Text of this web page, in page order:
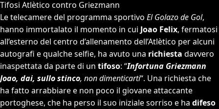
Tifosi Atlètico contro Griezmann
Le telecamere del programma sportivo El Golazo de Gol,
hanno immortalato il momento in cui Joao Felix, fermatosi
all’esterno del centro d’allenamento dell’Atlètico per alcuni
autografi e qualche selfie, ha avuto una richiesta davvero
inaspettata da parte di un tifoso: “Infortuna Griezmann
Joao, dai, sullo stinco, non dimenticarti“. Una richiesta che
ha fatto arrabbiare e non poco il giovane attaccante
portoghese, che ha perso il suo iniziale sorriso e ha difeso